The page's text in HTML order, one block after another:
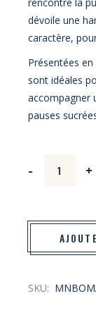
dévoile une
caractère,
Présentées en
sont idéales
accompagner
pauses
- +
SKU: